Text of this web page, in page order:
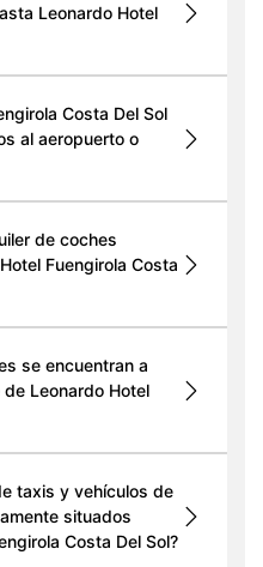
Leonardo Hotel
Costa Del Sol
al aeropuerto o
de coches
Fuengirola Costa
se encuentran a
Leonardo Hotel
taxis y vehículos de
situados
Costa Del Sol?